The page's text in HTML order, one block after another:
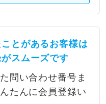
とがあるお客様は
スムーズです
問い合わせ番号ま
たんに会員登録い